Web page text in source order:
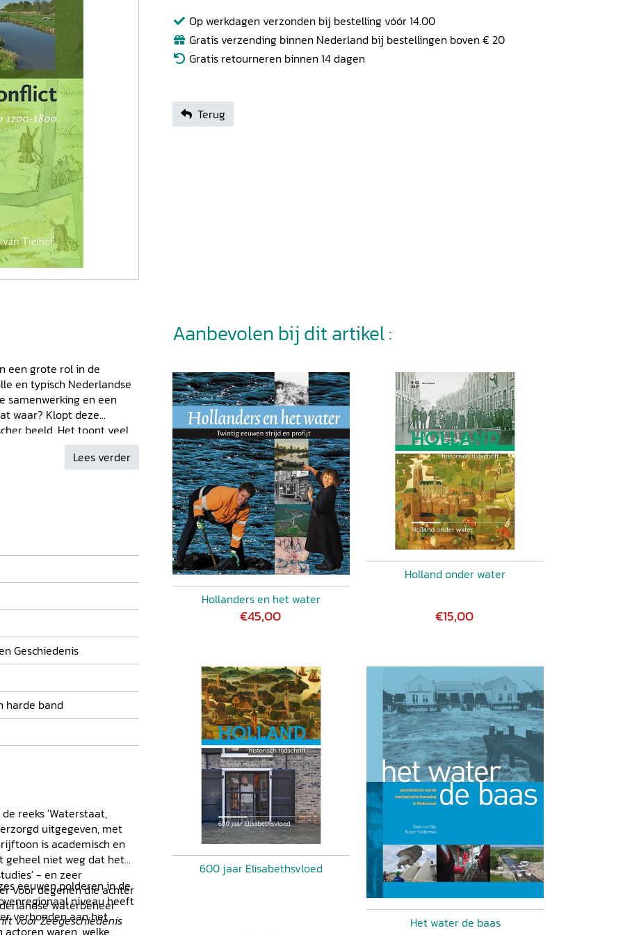
Op werkdagen verzonden bij bestelling vóór 14.00
Gratis verzending binnen Nederland bij bestellingen boven € 20
Gratis retourneren binnen 14 dagen
Terug
een grote rol in de
en typisch Nederlandse
samenwerking en een
waar? Klopt deze
beeld. Het toont veel
ook vaak belangenstrijd
nieuw perspectief op
wordt verbonden aan
de ingrijpende
en conflict een
Lees verder
Geschiedenis
harde band
reeks 'Waterstaat,
uitgegeven, met
is academisch en
geheel niet weg dat het
- en zeer
voor degenen die achter
waterbeheer
voor Zeegeschiedenis
eeuwen polderen in de
niveau heeft
verbonden aan het
waren, welke
Aanbevolen bij dit artikel :
Hollanders en het water
€45,00
Holland onder water
€15,00
600 jaar Elisabethsvloed
Het water de baas